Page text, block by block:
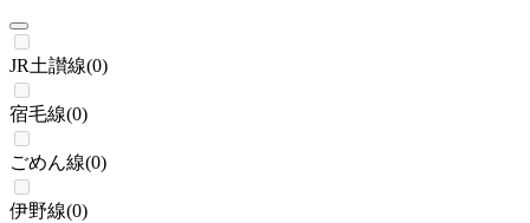
JR土讃線(0)
宿毛線(0)
ごめん線(0)
伊野線(0)